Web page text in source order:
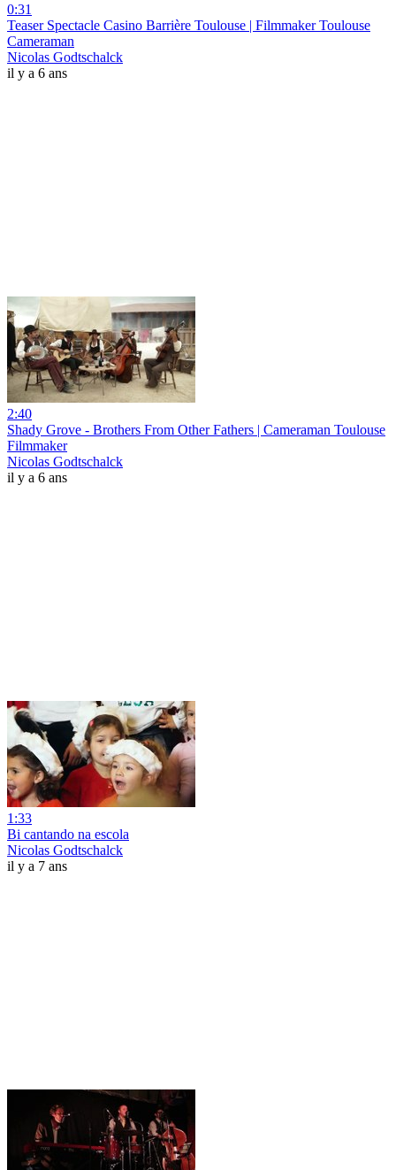
0:31
Teaser Spectacle Casino Barrière Toulouse | Filmmaker Toulouse
Cameraman
Nicolas Godtschalck
il y a 6 ans
2:40
Shady Grove - Brothers From Other Fathers | Cameraman Toulouse
Filmmaker
Nicolas Godtschalck
il y a 6 ans
1:33
Bi cantando na escola
Nicolas Godtschalck
il y a 7 ans